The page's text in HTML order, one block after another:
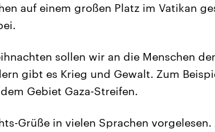
auf einem großen Platz im Vatikan
sollen wir an die Menschen
gibt es Krieg und Gewalt. Zum
Gebiet Gaza-Streifen.
Grüße in vielen Sprachen